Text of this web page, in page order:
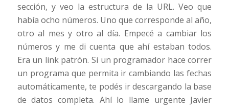
sección, y veo la estructura de la URL. Veo que
había ocho números. Uno que corresponde al año,
otro al mes y otro al día. Empecé a cambiar los
números y me di cuenta que ahí estaban todos.
Era un link patrón. Si un programador hace correr
un programa que permita ir cambiando las fechas
automáticamente, te podés ir descargando la base
de datos completa. Ahí lo llame urgente Javier